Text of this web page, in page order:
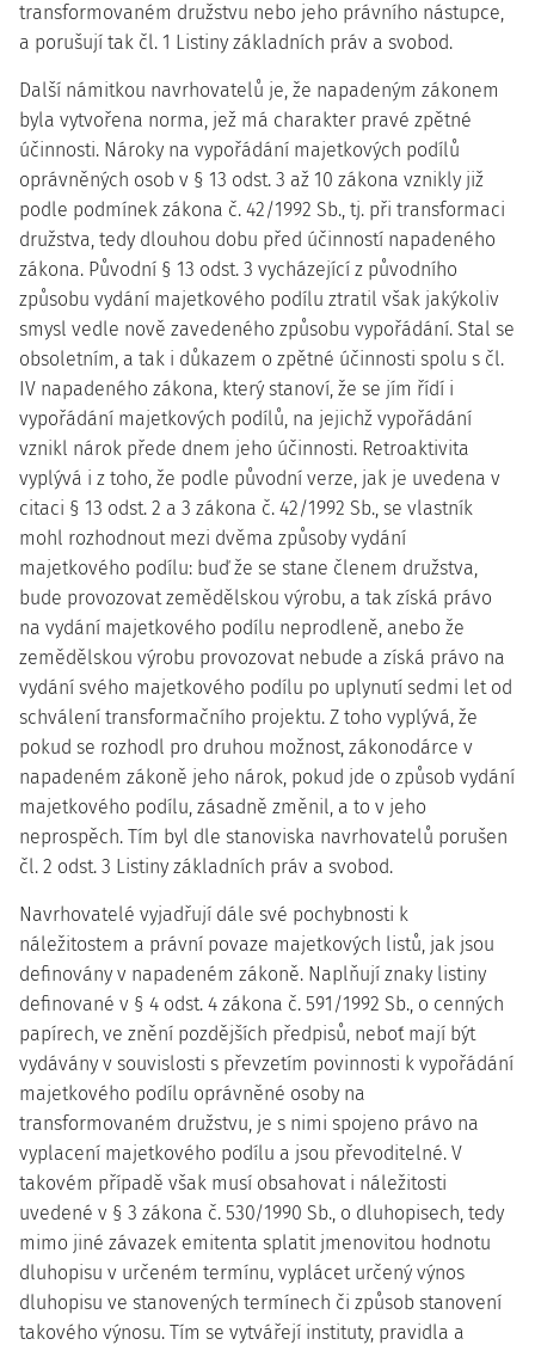
transformovaném družstvu nebo jeho právního nástupce,
a porušují tak čl. 1 Listiny základních práv a svobod.
Další námitkou navrhovatelů je, že napadeným zákonem
byla vytvořena norma, jež má charakter pravé zpětné
účinnosti. Nároky na vypořádání majetkových podílů
oprávněných osob v § 13 odst. 3 až 10 zákona vznikly již
podle podmínek zákona č. 42/1992 Sb., tj. při transformaci
družstva, tedy dlouhou dobu před účinností napadeného
zákona. Původní § 13 odst. 3 vycházející z původního
způsobu vydání majetkového podílu ztratil však jakýkoliv
smysl vedle nově zavedeného způsobu vypořádání. Stal se
obsoletním, a tak i důkazem o zpětné účinnosti spolu s čl.
IV napadeného zákona, který stanoví, že se jím řídí i
vypořádání majetkových podílů, na jejichž vypořádání
vznikl nárok přede dnem jeho účinnosti. Retroaktivita
vyplývá i z toho, že podle původní verze, jak je uvedena v
citaci § 13 odst. 2 a 3 zákona č. 42/1992 Sb., se vlastník
mohl rozhodnout mezi dvěma způsoby vydání
majetkového podílu: buď že se stane členem družstva,
bude provozovat zemědělskou výrobu, a tak získá právo
na vydání majetkového podílu neprodleně, anebo že
zemědělskou výrobu provozovat nebude a získá právo na
vydání svého majetkového podílu po uplynutí sedmi let od
schválení transformačního projektu. Z toho vyplývá, že
pokud se rozhodl pro druhou možnost, zákonodárce v
napadeném zákoně jeho nárok, pokud jde o způsob vydání
majetkového podílu, zásadně změnil, a to v jeho
neprospěch. Tím byl dle stanoviska navrhovatelů porušen
čl. 2 odst. 3 Listiny základních práv a svobod.
Navrhovatelé vyjadřují dále své pochybnosti k
náležitostem a právní povaze majetkových listů, jak jsou
definovány v napadeném zákoně. Naplňují znaky listiny
definované v § 4 odst. 4 zákona č. 591/1992 Sb., o cenných
papírech, ve znění pozdějších předpisů, neboť mají být
vydávány v souvislosti s převzetím povinnosti k vypořádání
majetkového podílu oprávněné osoby na
transformovaném družstvu, je s nimi spojeno právo na
vyplacení majetkového podílu a jsou převoditelné. V
takovém případě však musí obsahovat i náležitosti
uvedené v § 3 zákona č. 530/1990 Sb., o dluhopisech, tedy
mimo jiné závazek emitenta splatit jmenovitou hodnotu
dluhopisu v určeném termínu, vyplácet určený výnos
dluhopisu ve stanovených termínech či způsob stanovení
takového výnosu. Tím se vytvářejí instituty, pravidla a